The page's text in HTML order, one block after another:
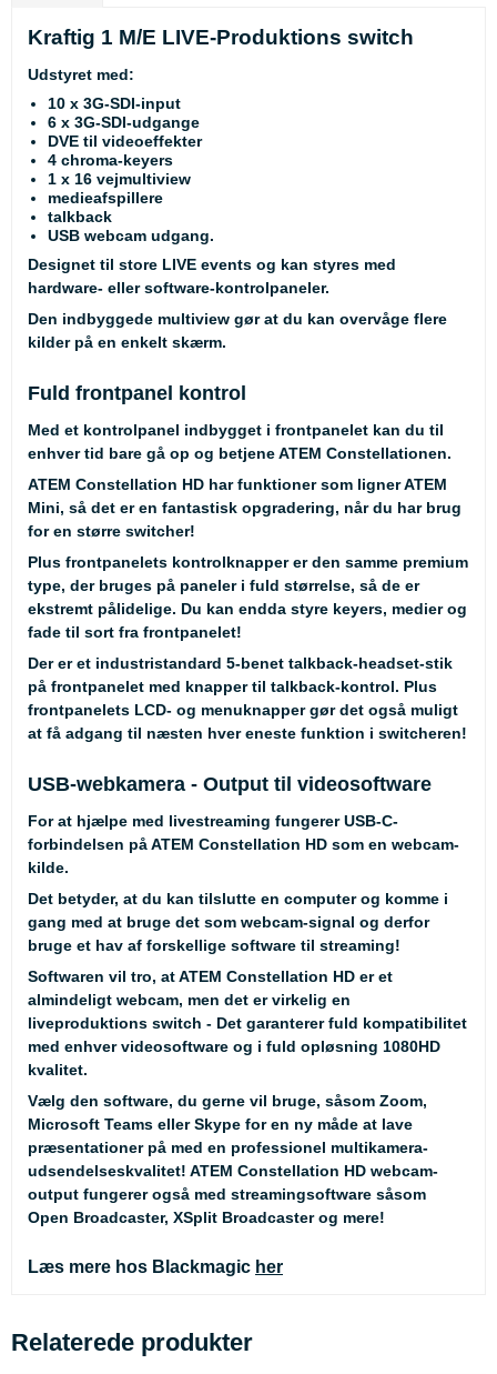
Kraftig 1 M/E LIVE-Produktions switch
Udstyret med:
10 x 3G-SDI-input
6 x 3G-SDI-udgange
DVE til videoeffekter
4 chroma-keyers
1 x 16 vejmultiview
medieafspillere
talkback
USB webcam udgang.
Designet til store LIVE events og kan styres med
hardware- eller software-kontrolpaneler.
Den indbyggede multiview gør at du kan overvåge flere
kilder på en enkelt skærm.
Fuld frontpanel kontrol
Med et kontrolpanel indbygget i frontpanelet kan du til
enhver tid bare gå op og betjene ATEM Constellationen.
ATEM Constellation HD har funktioner som ligner ATEM
Mini, så det er en fantastisk opgradering, når du har brug
for en større switcher!
Plus frontpanelets kontrolknapper er den samme premium
type, der bruges på paneler i fuld størrelse, så de er
ekstremt pålidelige. Du kan endda styre keyers, medier og
fade til sort fra frontpanelet!
Der er et industristandard 5-benet talkback-headset-stik
på frontpanelet med knapper til talkback-kontrol. Plus
frontpanelets LCD- og menuknapper gør det også muligt
at få adgang til næsten hver eneste funktion i switcheren!
USB-webkamera - Output til videosoftware
For at hjælpe med livestreaming fungerer USB-C-
forbindelsen på ATEM Constellation HD som en webcam-
kilde.
Det betyder, at du kan tilslutte en computer og komme i
gang med at bruge det som webcam-signal og derfor
bruge et hav af forskellige software til streaming!
Softwaren vil tro, at ATEM Constellation HD er et
almindeligt webcam, men det er virkelig en
liveproduktions switch - Det garanterer fuld kompatibilitet
med enhver videosoftware og i fuld opløsning 1080HD
kvalitet.
Vælg den software, du gerne vil bruge, såsom Zoom,
Microsoft Teams eller Skype for en ny måde at lave
præsentationer på med en professionel multikamera-
udsendelseskvalitet! ATEM Constellation HD webcam-
output fungerer også med streamingsoftware såsom
Open Broadcaster, XSplit Broadcaster og mere!
Læs mere hos Blackmagic her
Relaterede produkter